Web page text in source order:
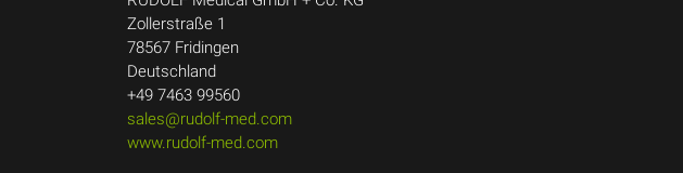
Zollerstraße 1
78567 Fridingen
Deutschland
+49 7463 99560
sales@rudolf-med.com
www.rudolf-med.com